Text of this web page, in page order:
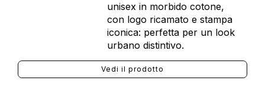
unisex in morbido cotone,
con logo ricamato e stampa
iconica: perfetta per un look
urbano distintivo.
Vedi il prodotto